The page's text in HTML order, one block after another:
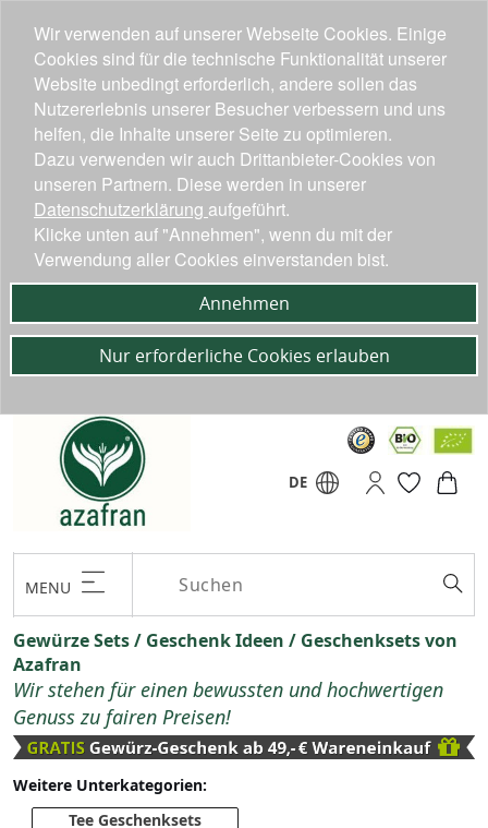
DE
MENU
Gewürze Sets / Geschenk Ideen / Geschenksets von
Azafran
Wir stehen für einen bewussten und hochwertigen
Genuss zu fairen Preisen!
Weitere Unterkategorien:
Tee Geschenksets
Wir verwenden auf unserer Webseite Cookies. Einige
Cookies sind für die technische Funktionalität unserer
Website unbedingt erforderlich, andere sollen das
Nutzererlebnis unserer Besucher verbessern und uns
helfen, die Inhalte unserer Seite zu optimieren.
Dazu verwenden wir auch Drittanbieter-Cookies von
unseren Partnern. Diese werden in unserer
Datenschutzerklärung aufgeführt.
Klicke unten auf "Annehmen", wenn du mit der
Verwendung aller Cookies einverstanden bist.
Annehmen
Nur erforderliche Cookies erlauben